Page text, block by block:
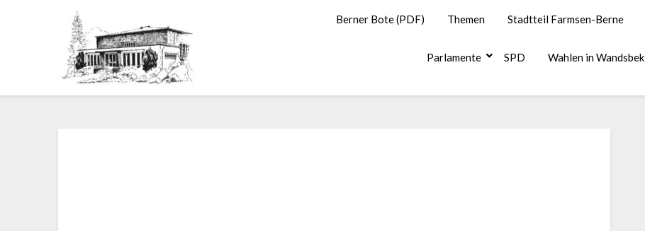
Berner Bote (PDF) Themen Stadtteil Farmsen-Berne
Parlamente SPD Wahlen in Wandsbek